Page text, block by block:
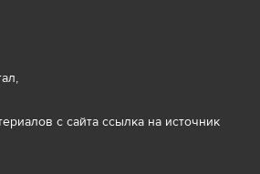
с сайта ссылка на источник